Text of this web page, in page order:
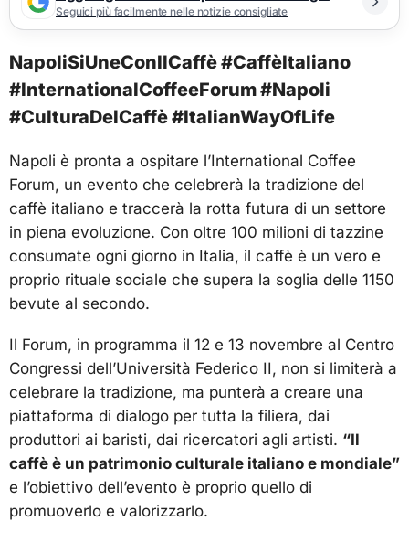
Seguici più facilmente nelle notizie consigliate
NapoliSiUneConIlCaffè #CaffèItaliano
#InternationalCoffeeForum #Napoli
#CulturaDelCaffè #ItalianWayOfLife
Napoli è pronta a ospitare l’International Coffee
Forum, un evento che celebrerà la tradizione del
caffè italiano e traccerà la rotta futura di un settore
in piena evoluzione. Con oltre 100 milioni di tazzine
consumate ogni giorno in Italia, il caffè è un vero e
proprio rituale sociale che supera la soglia delle 1150
bevute al secondo.
Il Forum, in programma il 12 e 13 novembre al Centro
Congressi dell’Università Federico II, non si limiterà a
celebrare la tradizione, ma punterà a creare una
piattaforma di dialogo per tutta la filiera, dai
produttori ai baristi, dai ricercatori agli artisti. “Il
caffè è un patrimonio culturale italiano e mondiale”
e l’obiettivo dell’evento è proprio quello di
promuoverlo e valorizzarlo.